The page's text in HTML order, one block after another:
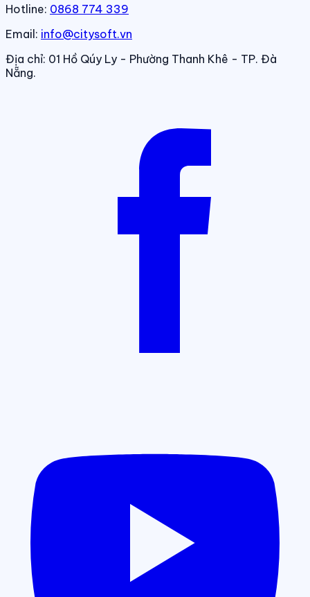
Hotline: 0868 774 339
Email: info@citysoft.vn
Địa chỉ: 01 Hồ Qúy Ly - Phường Thanh Khê - TP. Đà
Nẵng.